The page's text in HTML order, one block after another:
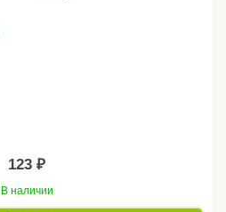
123 ₽
В наличии